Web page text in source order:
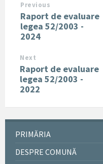
Previous
Raport de evaluare
legea 52/2003 -
2024
Next
Raport de evaluare
legea 52/2003 -
2022
PRIMĂRIA
DESPRE COMUNĂ